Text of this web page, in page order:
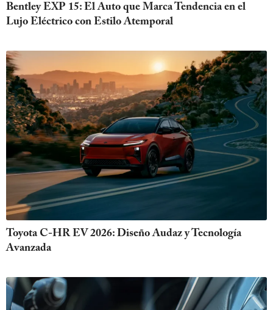
Bentley EXP 15: El Auto que Marca Tendencia en el
Lujo Eléctrico con Estilo Atemporal
Toyota C-HR EV 2026: Diseño Audaz y Tecnología
Avanzada